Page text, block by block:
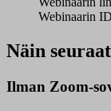
Webinaarin
Näin
Ilman Zoom-